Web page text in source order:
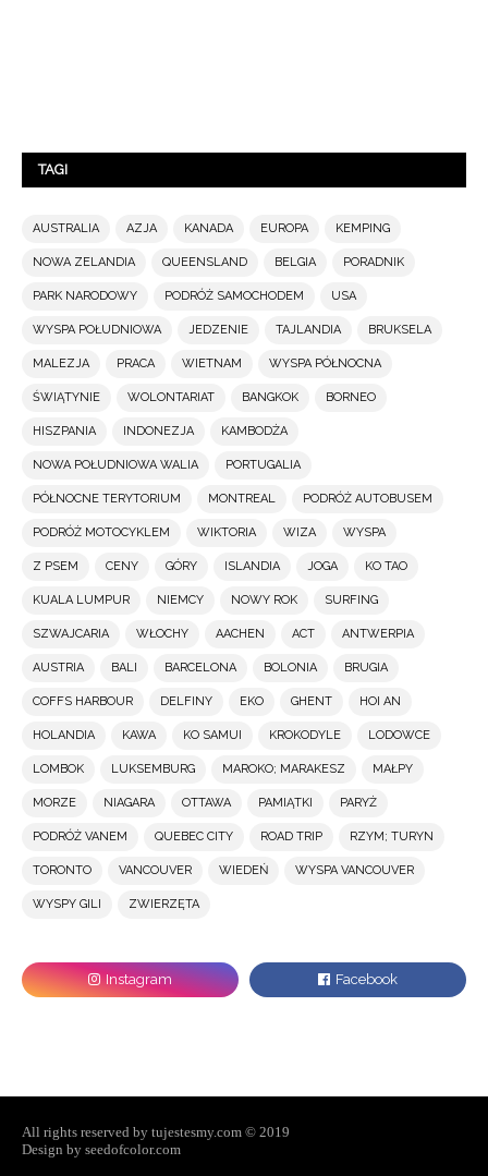
TAGI
AUSTRALIA AZJA KANADA EUROPA KEMPING
NOWA ZELANDIA QUEENSLAND BELGIA PORADNIK
PARK NARODOWY PODRÓŻ SAMOCHODEM USA
WYSPA POŁUDNIOWA JEDZENIE TAJLANDIA BRUKSELA
MALEZJA PRACA WIETNAM WYSPA PÓŁNOCNA
ŚWIĄTYNIE WOLONTARIAT BANGKOK BORNEO
HISZPANIA INDONEZJA KAMBODŻA
NOWA POŁUDNIOWA WALIA PORTUGALIA
PÓŁNOCNE TERYTORIUM MONTREAL PODRÓŻ AUTOBUSEM
PODRÓŻ MOTOCYKLEM WIKTORIA WIZA WYSPA
Z PSEM CENY GÓRY ISLANDIA JOGA KO TAO
KUALA LUMPUR NIEMCY NOWY ROK SURFING
SZWAJCARIA WŁOCHY AACHEN ACT ANTWERPIA
AUSTRIA BALI BARCELONA BOLONIA BRUGIA
COFFS HARBOUR DELFINY EKO GHENT HOI AN
HOLANDIA KAWA KO SAMUI KROKODYLE LODOWCE
LOMBOK LUKSEMBURG MAROKO; MARAKESZ MAŁPY
MORZE NIAGARA OTTAWA PAMIĄTKI PARYŻ
PODRÓŻ VANEM QUEBEC CITY ROAD TRIP RZYM; TURYN
TORONTO VANCOUVER WIEDEŃ WYSPA VANCOUVER
WYSPY GILI ZWIERZĘTA
All rights reserved by tujestesmy.com © 2019
Design by seedofcolor.com